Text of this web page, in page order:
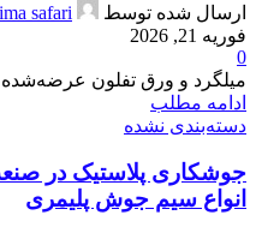
ارسال شده توسط
safari
فوریه 21, 2026
0
میلگرد و ورق تفلون عرضه‌شده
ادامه مطلب
دسته‌بندی نشده
جوشکاری پلاستیک در
انواع سیم جوش پلیمری